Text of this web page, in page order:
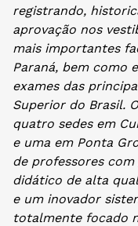
registrando,
aprovação nos
mais importantes
Paraná, bem como
exames das
Superior do Brasil.
quatro sedes em
e uma em Ponta
de professores
didático de alta
e um inovador
totalmente focado